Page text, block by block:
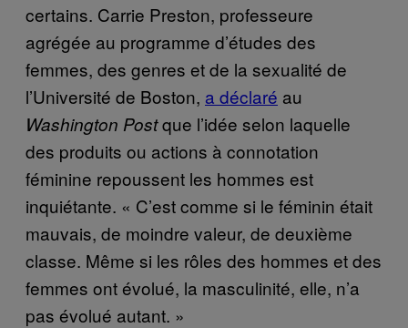
certains. Carrie Preston, professeure
agrégée au programme d’études des
femmes, des genres et de la sexualité de
l’Université de Boston, a déclaré au
Washington Postque l’idée selon laquelle
des produits ou actions à connotation
féminine repoussent les hommes est
inquiétante. « C’est comme si le féminin était
mauvais, de moindre valeur, de deuxième
classe. Même si les rôles des hommes et des
femmes ont évolué, la masculinité, elle, n’a
pas évolué autant. »